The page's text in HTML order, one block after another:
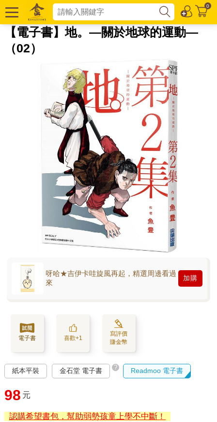
0
【電子書】地。—關於地球的運動—
（02）
呀哈★吉伊卡哇旋風再起，精選周邊看過
來
加購
電子書 喜歡+1
寫評價
賺金幣
紙本平裝 金石堂 電子書 ? Readmoo 電子書
98 元
認購希望書包，幫助弱勢孩童上學不中斷！